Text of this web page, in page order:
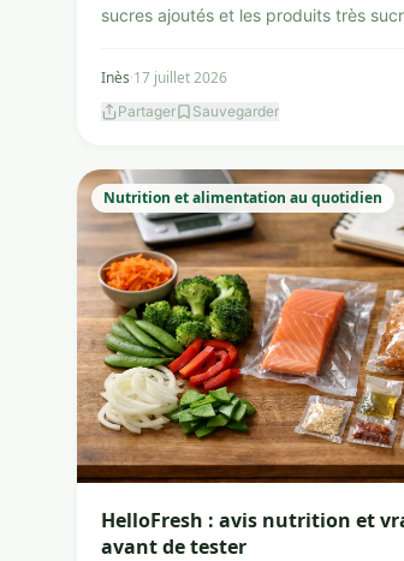
sucres ajoutés et les produits très
Inès·17 juillet 2026
Partager Sauvegarder
Nutrition et alimentation au quotidien
HelloFresh : avis nutrition et
avant de tester